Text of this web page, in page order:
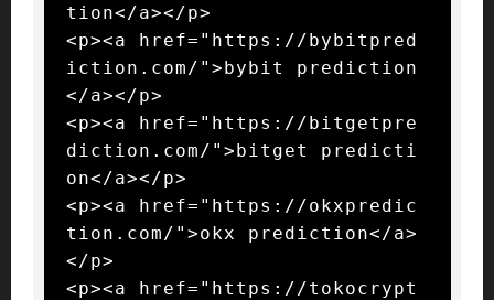
tion</a></p>
<p><a href="https://bybitpred
iction.com/">bybit prediction
</a></p>
<p><a href="https://bitgetpre
diction.com/">bitget predicti
on</a></p>
<p><a href="https://okxpredic
tion.com/">okx prediction</a>
</p>
<p><a href="https://tokocrypt